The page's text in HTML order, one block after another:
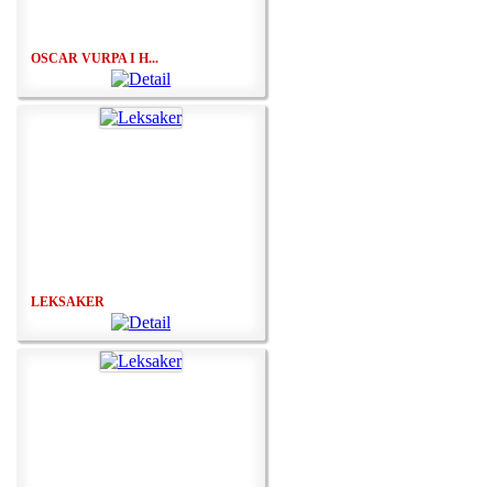
OSCAR VURPA I H...
LEKSAKER